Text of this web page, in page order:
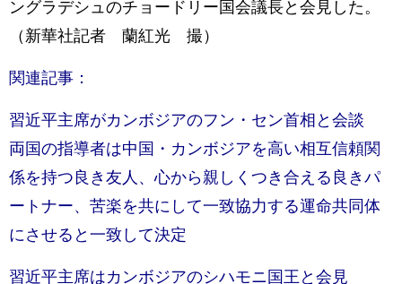
ングラデシュのチョードリー国会議長と会見した。
（新華社記者 蘭紅光 撮）
関連記事：
習近平主席がカンボジアのフン・セン首相と会談
両国の指導者は中国・カンボジアを高い相互信頼関
係を持つ良き友人、心から親しくつき合える良きパ
ートナー、苦楽を共にして一致協力する運命共同体
にさせると一致して決定
習近平主席はカンボジアのシハモニ国王と会見